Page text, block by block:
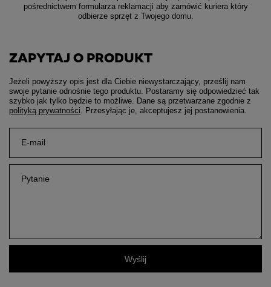
pośrednictwem formularza reklamacji aby zamówić kuriera który
odbierze sprzęt z Twojego domu.
ZAPYTAJ O PRODUKT
Jeżeli powyższy opis jest dla Ciebie niewystarczający, prześlij nam
swoje pytanie odnośnie tego produktu. Postaramy się odpowiedzieć tak
szybko jak tylko będzie to możliwe. Dane są przetwarzane zgodnie z
polityką prywatności. Przesyłając je, akceptujesz jej postanowienia.
E-mail
Pytanie
Wyślij